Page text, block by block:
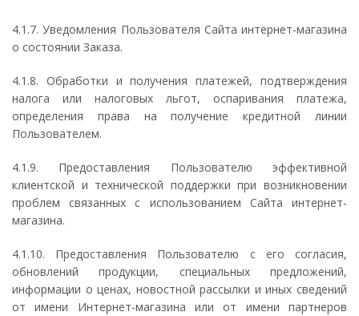
4.1.7. Уведомления Пользователя Сайта интернет-магазина
о состоянии Заказа.
4.1.8. Обработки и получения платежей, подтверждения
налога или налоговых льгот, оспаривания платежа,
определения права на получение кредитной линии
Пользователем.
4.1.9. Предоставления Пользователю эффективной
клиентской и технической поддержки при возникновении
проблем связанных с использованием Сайта интернет-
магазина.
4.1.10. Предоставления Пользователю с его согласия,
обновлений продукции, специальных предложений,
информации о ценах, новостной рассылки и иных сведений
от имени Интернет-магазина или от имени партнеров